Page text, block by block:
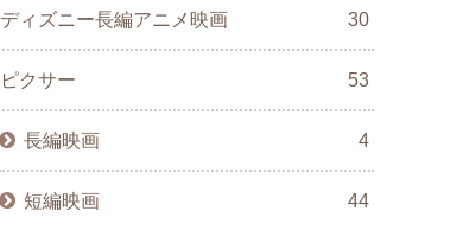
ディズニー長編アニメ映画 30
ピクサー 53
長編映画 4
短編映画 44